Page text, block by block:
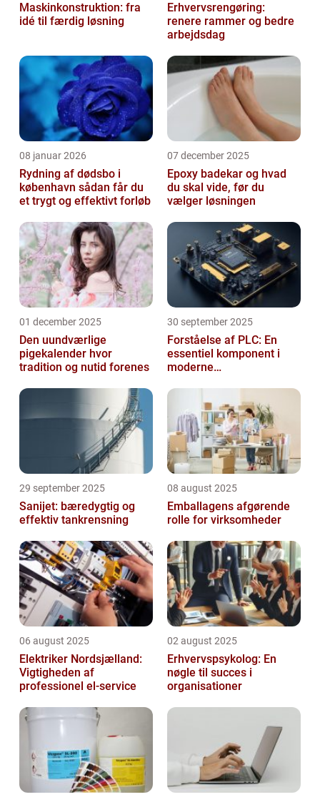
Maskinkonstruktion: fra
idé til færdig løsning
Erhvervsrengøring:
renere rammer og bedre
arbejdsdag
08 januar 2026
Rydning af dødsbo i
københavn sådan får du
et trygt og effektivt forløb
07 december 2025
Epoxy badekar og hvad
du skal vide, før du
vælger løsningen
01 december 2025
Den uundværlige
pigekalender hvor
tradition og nutid forenes
30 september 2025
Forståelse af PLC: En
essentiel komponent i
moderne
29 september 2025
Sanijet: bæredygtig og
effektiv tankrensning
08 august 2025
Emballagens afgørende
rolle for virksomheder
06 august 2025
Elektriker Nordsjælland:
Vigtigheden af
professionel el-service
02 august 2025
Erhvervspsykolog: En
nøgle til succes i
organisationer